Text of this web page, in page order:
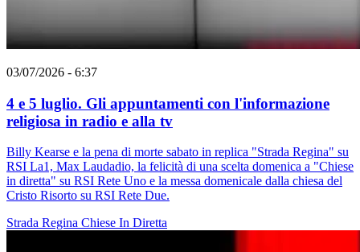
03/07/2026 - 6:37
4 e 5 luglio. Gli appuntamenti con l'informazione
religiosa in radio e alla tv
Billy Kearse e la pena di morte sabato in replica "Strada Regina" su
RSI La1, Max Laudadio, la felicità di una scelta domenica a "Chiese
in diretta" su RSI Rete Uno e la messa domenicale dalla chiesa del
Cristo Risorto su RSI Rete Due.
Strada Regina Chiese In Diretta